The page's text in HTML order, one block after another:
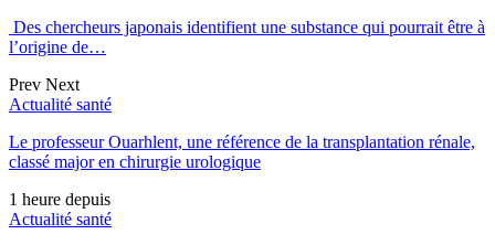
Des chercheurs japonais identifient une substance qui pourrait être à
l’origine de…
Prev Next
Actualité santé
Le professeur Ouarhlent, une référence de la transplantation rénale,
classé major en chirurgie urologique
1 heure depuis
Actualité santé